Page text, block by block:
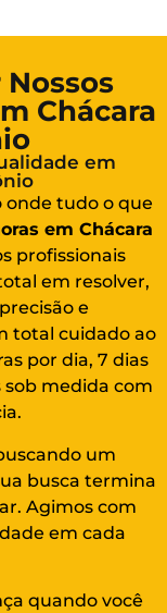
Chácara
em
onde tudo o que
em Chácara
profissionais
em resolver,
e
total cuidado ao
por dia, 7 dias
medida com
um
busca termina
Agimos com
em cada
quando você